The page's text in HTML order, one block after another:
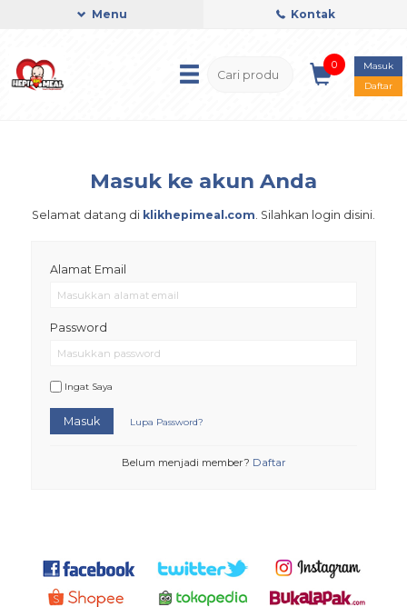
Menu Kontak
0
Masuk
Daftar
Masuk ke akun Anda
Selamat datang di klikhepimeal.com . Silahkan login disini.
Alamat Email
Password
Ingat Saya
Masuk Lupa Password?
Belum menjadi member? Daftar